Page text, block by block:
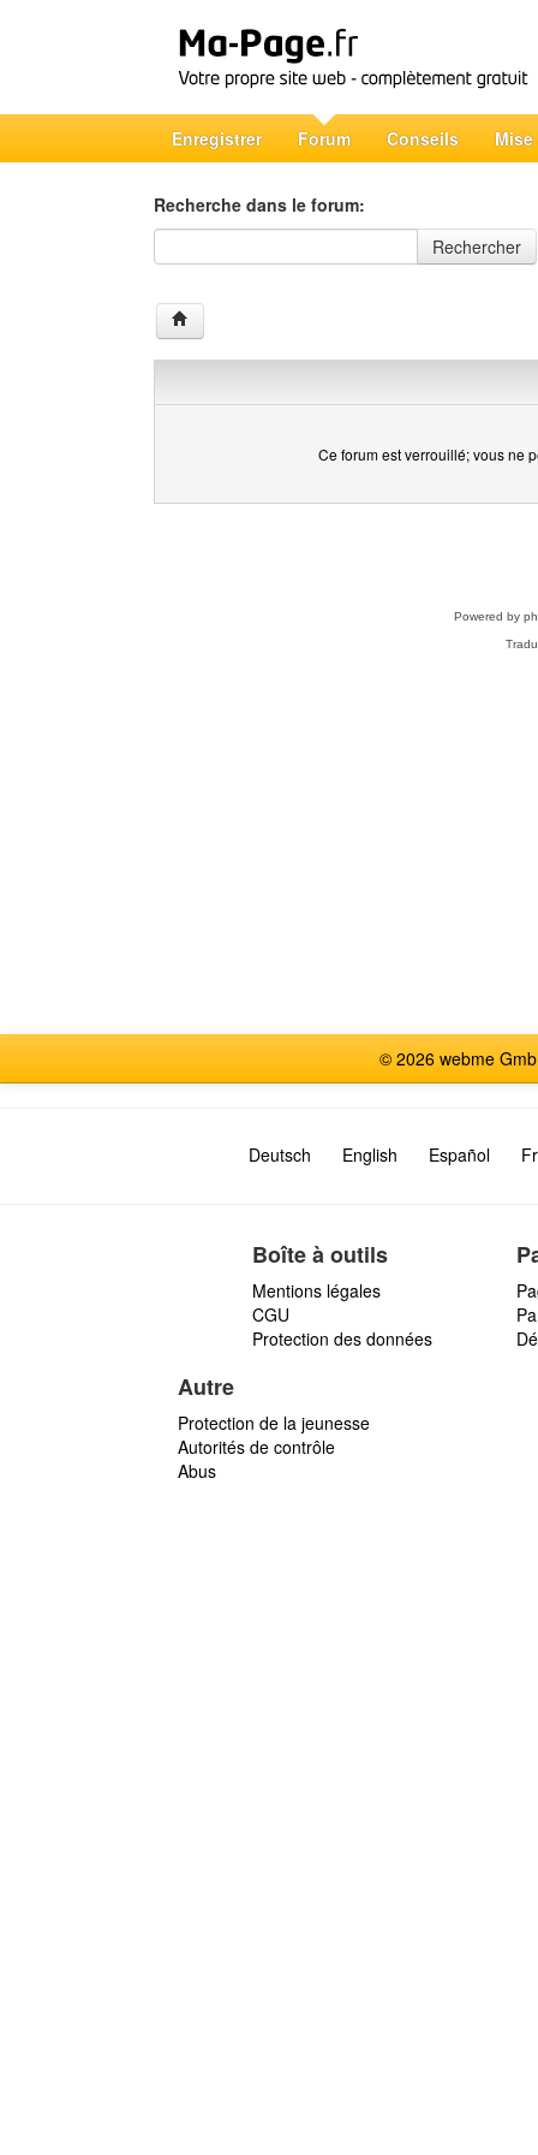
Enregistrer Forum Conseils Mise
Recherche dans le forum:
Recherche dans le forum
Rechercher
Ce forum est verrouillé; vous ne
Powered by
© 2026 webme
Deutsch English Español
Boîte à outils
Mentions légales
CGU
Protection des données
Autre
Protection de la jeunesse
Autorités de contrôle
Abus